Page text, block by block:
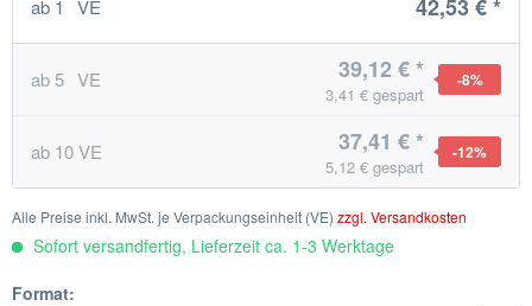
ab 1 VE 42,53 € *
ab5 VE 39,12 € *
3,41 € gespart
-8%
ab 10VE 37,41 € *
5,12 € gespart
-12%
Alle Preise inkl. MwSt. je Verpackungseinheit (VE) zzgl. Versandkosten
Sofort versandfertig, Lieferzeit ca. 1-3 Werktage
Format: